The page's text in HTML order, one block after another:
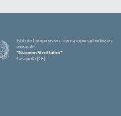
Istituto Comprensivo - con sezione ad indirizzo
musicale
"Giacomo Stroffolini"
Casapulla (CE)